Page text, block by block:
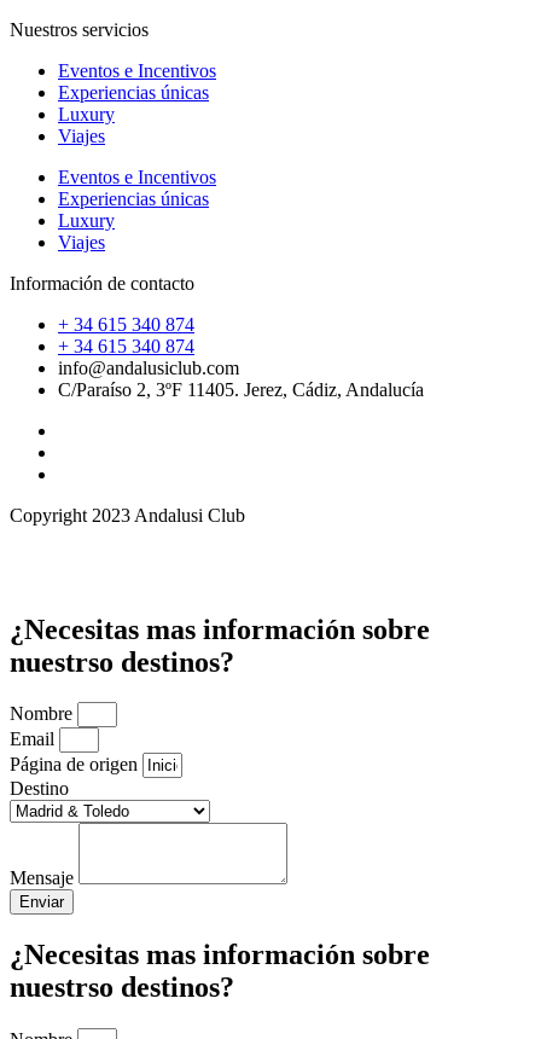
Nuestros servicios
Eventos e Incentivos
Experiencias únicas
Luxury
Viajes
Eventos e Incentivos
Experiencias únicas
Luxury
Viajes
Información de contacto
+ 34 615 340 874
+ 34 615 340 874
info@andalusiclub.com
C/Paraíso 2, 3ºF 11405. Jerez, Cádiz, Andalucía
Copyright 2023 Andalusi Club
¿Necesitas mas información sobre
nuestrso destinos?
Nombre
Email
Página de origen
Destino
Mensaje
Enviar
¿Necesitas mas información sobre
nuestrso destinos?